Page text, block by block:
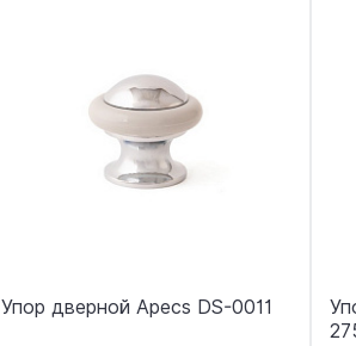
Упор дверной Apecs DS-0011